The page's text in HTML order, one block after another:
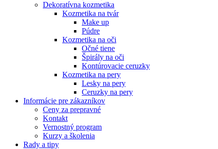
Dekoratívna kozmetika
Kozmetika na tvár
Make up
Púdre
Kozmetika na oči
Očné tiene
Špirály na oči
Kontúrovacie ceruzky
Kozmetika na pery
Lesky na pery
Ceruzky na pery
Informácie pre zákazníkov
Ceny za prepravné
Kontakt
Vernostný program
Kurzy a školenia
Rady a tipy